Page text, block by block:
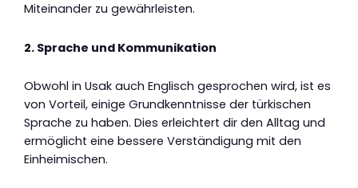
Miteinander zu gewährleisten.
2. Sprache und Kommunikation
Obwohl in Usak auch Englisch gesprochen wird, ist es
von Vorteil, einige Grundkenntnisse der türkischen
Sprache zu haben. Dies erleichtert dir den Alltag und
ermöglicht eine bessere Verständigung mit den
Einheimischen.